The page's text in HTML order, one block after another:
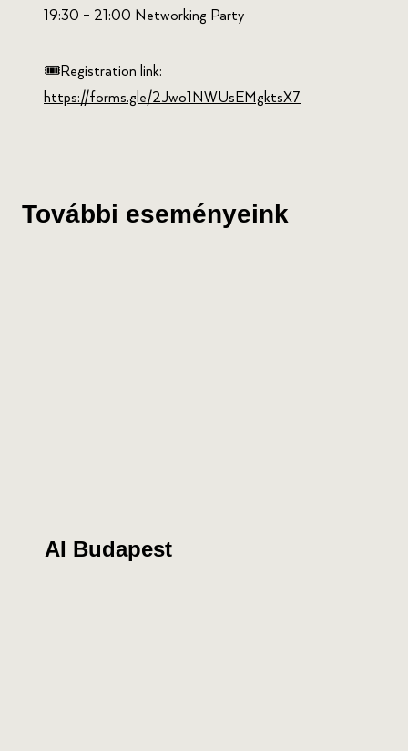
19:30 – 21:00 Networking Party
🎟️Registration link:
https://forms.gle/2Jwo1NWUsEMgktsX7
További eseményeink
AI Budapest